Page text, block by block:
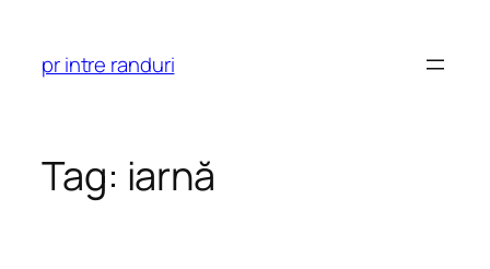
content
pr intre randuri
Tag: iarnă